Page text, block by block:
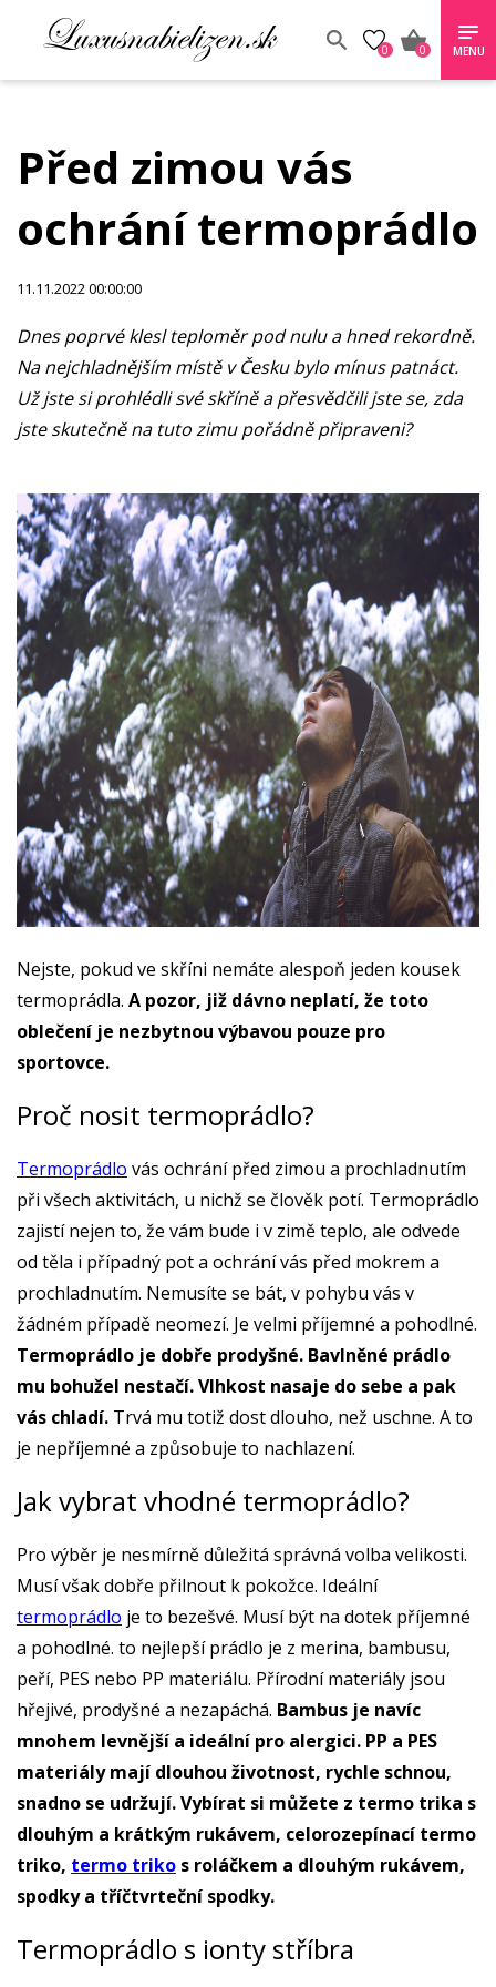
0 0 MENU
Před zimou vás
ochrání termoprádlo
11.11.2022 00:00:00
Dnes poprvé klesl teploměr pod nulu a hned rekordně.
Na nejchladnějším místě v Česku bylo mínus patnáct.
Už jste si prohlédli své skříně a přesvědčili jste se, zda
jste skutečně na tuto zimu pořádně připraveni?
Nejste, pokud ve skříni nemáte alespoň jeden kousek
termoprádla. A pozor, již dávno neplatí, že toto
oblečení je nezbytnou výbavou pouze pro
sportovce.
Proč nosit termoprádlo?
Termoprádlo vás ochrání před zimou a prochladnutím
při všech aktivitách, u nichž se člověk potí. Termoprádlo
zajistí nejen to, že vám bude i v zimě teplo, ale odvede
od těla i případný pot a ochrání vás před mokrem a
prochladnutím. Nemusíte se bát, v pohybu vás v
žádném případě neomezí. Je velmi příjemné a pohodlné.
Termoprádlo je dobře prodyšné. Bavlněné prádlo
mu bohužel nestačí. Vlhkost nasaje do sebe a pak
vás chladí. Trvá mu totiž dost dlouho, než uschne. A to
je nepříjemné a způsobuje to nachlazení.
Jak vybrat vhodné termoprádlo?
Pro výběr je nesmírně důležitá správná volba velikosti.
Musí však dobře přilnout k pokožce. Ideální
termoprádlo je to bezešvé. Musí být na dotek příjemné
a pohodlné. to nejlepší prádlo je z merina, bambusu,
peří, PES nebo PP materiálu. Přírodní materiály jsou
hřejivé, prodyšné a nezapáchá. Bambus je navíc
mnohem levnější a ideální pro alergici. PP a PES
materiály mají dlouhou životnost, rychle schnou,
snadno se udržují. Vybírat si můžete z termo trika s
dlouhým a krátkým rukávem, celorozepínací termo
triko, termo triko s roláčkem a dlouhým rukávem,
spodky a tříčtvrteční spodky.
Termoprádlo s ionty stříbra